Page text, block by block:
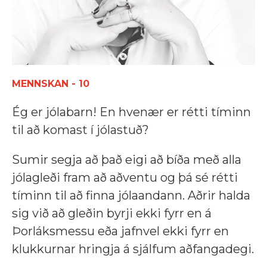
MENNSKAN - 10
Ég er jólabarn! En hvenær er rétti tíminn
til að komast í jólastuð?
Sumir segja að það eigi að bíða með alla
jólagleði fram að aðventu og þá sé rétti
tíminn til að finna jólaandann. Aðrir halda
sig við að gleðin byrji ekki fyrr en á
Þorláksmessu eða jafnvel ekki fyrr en
klukkurnar hringja á sjálfum aðfangadegi.